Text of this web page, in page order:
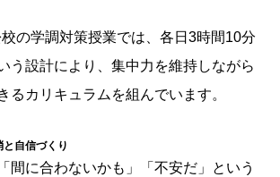
の学調対策授業では、各日3時間10分
う設計により、集中力を維持しながら
るカリキュラムを組んでいます。
自信づくり
間に合わないかも」「不安だ」という